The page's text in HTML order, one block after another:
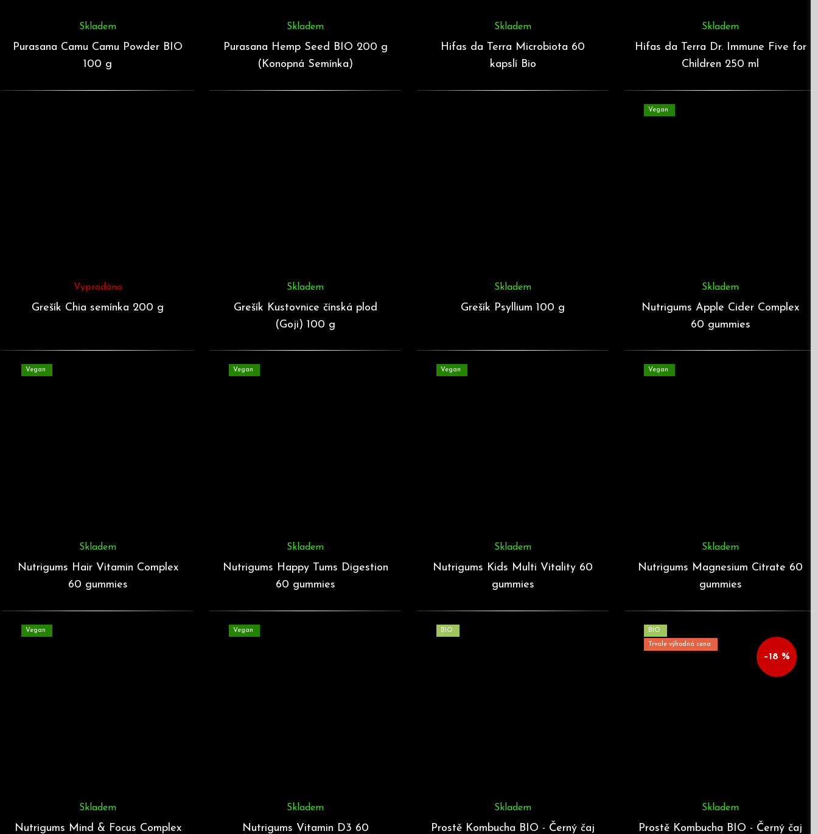
Purasana Camu Camu Powder BIO
100 g
Skladem
Purasana Hemp Seed BIO 200 g
(Konopná Semínka)
Skladem
Hifas da Terra Microbiota 60
kapslí Bio
Skladem
Hifas da Terra Dr. Immune Five for
Children 250 ml
Skladem
Grešík Chia semínka 200 g
Vyprodáno
Grešík Kustovnice čínská plod
(Goji) 100 g
Skladem
Grešík Psyllium 100 g
Skladem
Vegan
Nutrigums Apple Cider Complex
60 gummies
Skladem
Vegan
Nutrigums Hair Vitamin Complex
60 gummies
Skladem
Vegan
Nutrigums Happy Tums Digestion
60 gummies
Skladem
Vegan
Nutrigums Kids Multi Vitality 60
gummies
Skladem
Vegan
Nutrigums Magnesium Citrate 60
gummies
Skladem
Vegan
Nutrigums Mind & Focus Complex
Skladem
Vegan
Nutrigums Vitamin D3 60
Skladem
BIO
Prostě Kombucha BIO - Černý čaj
Skladem
BIO
Trvale výhodná cena
–18 %
Prostě Kombucha BIO - Černý čaj
Skladem